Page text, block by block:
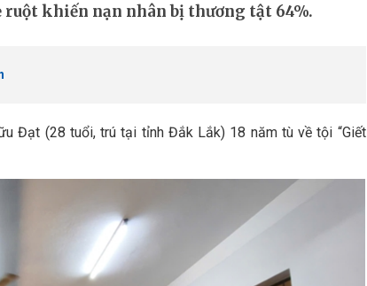
khiến nạn nhân bị thương tật 64%.
Đạt (28 tuổi, trú tại tỉnh Đắk Lắk) 18 năm tù về tội “Giết